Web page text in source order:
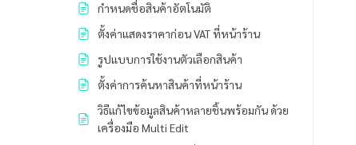
กำหนดชื่อสินค้าอัตโนมัติ
ตั้งค่าแสดงราคาก่อน VAT ที่หน้าร้าน
รูปแบบการใช้งานตัวเลือกสินค้า
ตั้งค่าการค้นหาสินค้าที่หน้าร้าน
วิธีแก้ไขข้อมูลสินค้าหลายชิ้นพร้อมกัน ด้วย
เครื่องมือ Multi Edit